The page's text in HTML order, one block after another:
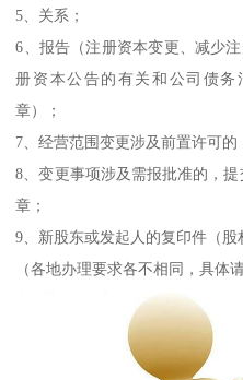
5、关系；
6、报告（注册资本变更、减少
册资本公告的有关和公司债
章）；
7、经营范围变更涉及前置许可的
8、变更事项涉及需报批准的，
章；
9、新股东或发起人的复印件（股
（各地办理要求各不相同，具体